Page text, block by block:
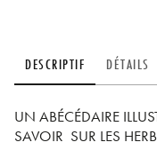
DESCRIPTIF DÉTAILS
UN ABÉCÉDAIRE
SAVOIR SUR LES